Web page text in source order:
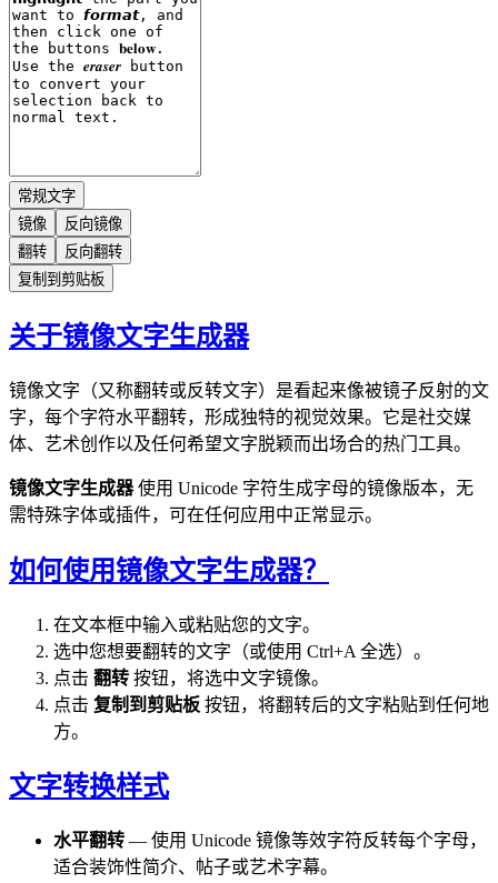
常规文字
镜像
反向镜像
翻转
反向翻转
复制到剪贴板
关于镜像文字生成器
镜像文字（又称翻转或反转文字）是看起来像被镜子反射的文
字，每个字符水平翻转，形成独特的视觉效果。它是社交媒
体、艺术创作以及任何希望文字脱颖而出场合的热门工具。
镜像文字生成器使用 Unicode 字符生成字母的镜像版本，无
需特殊字体或插件，可在任何应用中正常显示。
如何使用镜像文字生成器？
在文本框中输入或粘贴您的文字。
选中您想要翻转的文字（或使用 Ctrl+A 全选）。
点击 翻转 按钮，将选中文字镜像。
点击 复制到剪贴板 按钮，将翻转后的文字粘贴到任何地
方。
文字转换样式
水平翻转 — 使用 Unicode 镜像等效字符反转每个字母，
适合装饰性简介、帖子或艺术字幕。